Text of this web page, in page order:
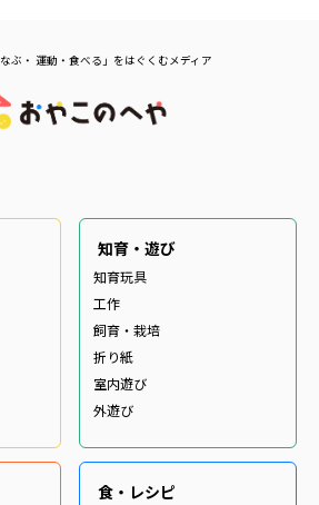
ぶ・ 運動・食べる」をはぐくむメディア
知育・遊び
知育玩具
工作
飼育・栽培
折り紙
室内遊び
外遊び
食・レシピ